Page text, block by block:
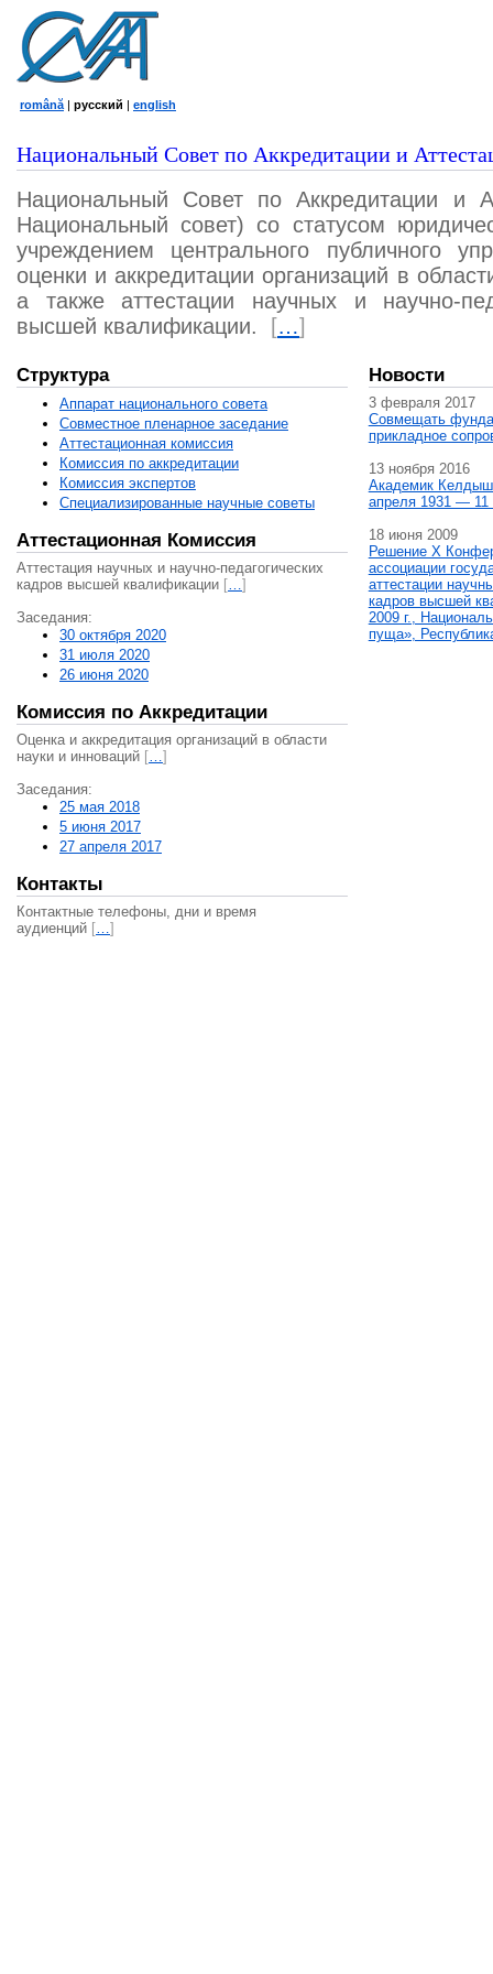
română | русский | english
Национальный Совет по Аккредитации и
Национальный Совет по Аккредитации и
Национальный совет) со статусом
учреждением центрального публичного
оценки и аккредитации организаций в
а также аттестации научных и научно-
высшей квалификации.
[…]
Структура
Аппарат национального совета
Совместное пленарное заседание
Аттестационная комисcия
Комиссия по аккредитации
Комиссия экспертов
Специализированные научные советы
Аттестационная Комиссия
Аттестация научных и научно-педагогических
кадров высшей квалификации […]
Заседания:
30 октября 2020
31 июля 2020
26 июня 2020
Комиссия по Аккредитации
Оценка и аккредитация организаций в области
науки и инноваций […]
Заседания:
25 мая 2018
5 июня 2017
27 апреля 2017
Контакты
Контактные телефоны, дни и время
аудиенций […]
Новости
3 февраля 2017
Совмещать
прикладное
13 ноября 2016
Академик
апреля 1931 — 11
18 июня 2009
Решение X
ассоциации
аттестации
кадров высшей
2009 г.,
пуща»,